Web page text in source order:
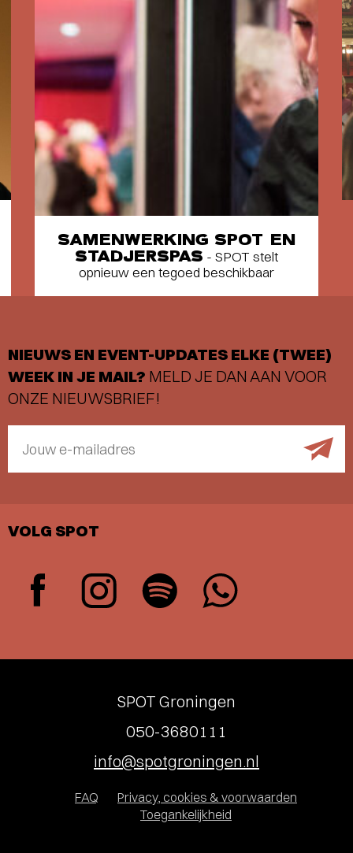
SAMENWERKING SPOT EN
STADJERSPAS - SPOT stelt
opnieuw een tegoed beschikbaar
NIEUWS EN EVENT-UPDATES ELKE (TWEE)
WEEK IN JE MAIL? MELD JE DAN AAN VOOR
ONZE NIEUWSBRIEF!
Jouw e-mailadres
VOLG SPOT
SPOT Groningen
050-3680111
info@spotgroningen.nl
FAQ
Privacy, cookies & voorwaarden
Toegankelijkheid